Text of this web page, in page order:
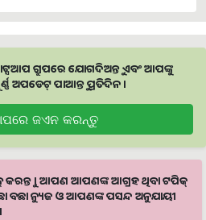
ଗ୍ରୁପରେ ଯୋଗଦିଅନ୍ତୁ ଏବଂ ଆପଙ୍କୁ
ଅପଡେଟ୍‌ ପାଆନ୍ତୁ ପ୍ରତିଦିନ ।
ଜଏନ କରନ୍ତୁ
। ଆପଣ ଆପଣଙ୍କ ଆଗ୍ରହ ଥିବା ଟପିକ୍‌
ବଛା ନ୍ୟୁଜ ଓ ଆପଣଙ୍କ ପସନ୍ଦ ଅନୁଯାୟୀ